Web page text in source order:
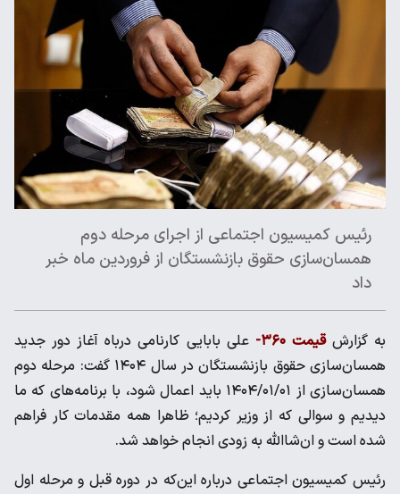
رئیس کمیسیون اجتماعی از اجرای مرحله دوم
همسان‌سازی حقوق بازنشستگان از فروردین ماه خبر
داد
به گزارش قیمت ۳۶۰-
علی بابایی کارنامی درباه آغاز دور جدید
همسان‌سازی حقوق بازنشستگان در سال ۱۴۰۴ گفت: مرحله دوم
همسان‌سازی از ۱۴۰۴/۰۱/۰۱ باید اعمال شود، با برنامه‌های که ما
دیدیم و سوالی که از وزیر کردیم؛ ظاهرا همه مقدمات کار فراهم
شده است و ان‌شاالله به زودی انجام خواهد شد.
رئیس کمیسیون اجتماعی درباره این‌که در دوره قبل و مرحله اول